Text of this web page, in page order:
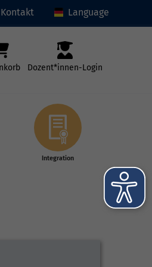
Kontakt Language
Dozent*innen-Login
Integration